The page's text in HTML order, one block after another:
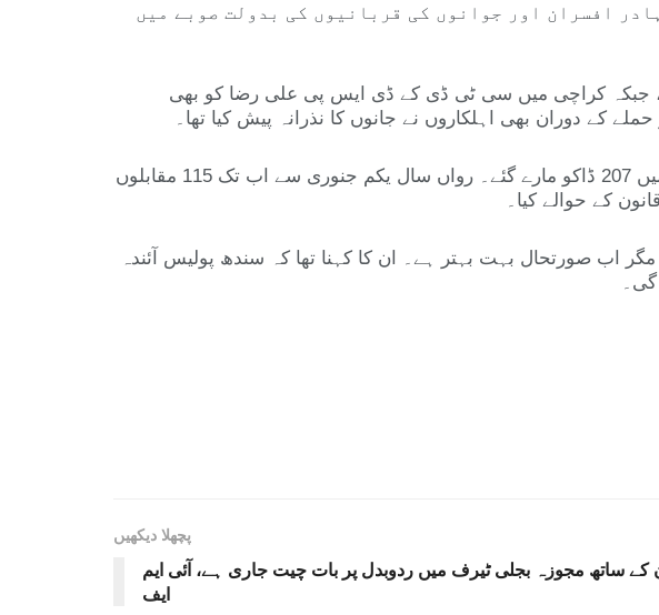
افسران اور جوانوں کی قربانیوں کی بدولت صوبے میں
جبکہ کراچی میں سی ٹی ڈی کے ڈی ایس پی علی رضا کو بھی
کے دوران بھی اہلکاروں نے جانوں کا نذرانہ پیش کیا تھا۔
وزیراعلیٰ سندھ کے مطابق گزشتہ سال جنوری سے دسمبر تک 1325 پولیس مقابلے ہوئے جن میں 207 ڈاکو مارے گئے۔ رواں سال یکم جنوری سے اب تک 115 مقابلوں
اب صورتحال بہت بہتر ہے۔ ان کا کہنا تھا کہ سندھ پولیس آئندہ
گی۔
پچھلا دیکھیں
کے ساتھ مجوزہ بجلی ٹیرف میں ردوبدل پر بات چیت جاری ہے، آئی ایم
ایف